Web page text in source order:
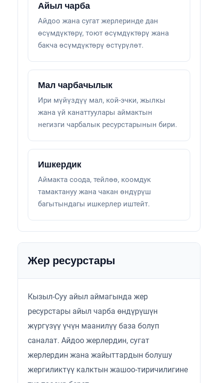
Айыл чарба
Айдоо жана сугат жерлеринде дан
өсүмдүктөрү, тоют өсүмдүктөрү жана
бакча өсүмдүктөрү өстүрүлөт.
Мал чарбачылык
Ири мүйүздүү мал, кой-эчки, жылкы
жана үй канаттуулары аймактын
негизги чарбалык ресурстарынын бири.
Ишкердик
Аймакта соода, тейлөө, коомдук
тамактануу жана чакан өндүрүш
багытындагы ишкерлер иштейт.
Жер ресурстары
Кызыл-Суу айыл аймагында жер
ресурстары айыл чарба өндүрүшүн
жүргүзүү үчүн маанилүү база болуп
саналат. Айдоо жерлердин, сугат
жерлердин жана жайыттардын болушу
жергиликтүү калктын жашоо-тиричилигине